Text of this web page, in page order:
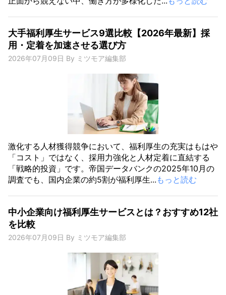
大手福利厚生サービス9選比較【2026年最新】採
用・定着を加速させる選び方
2026年07月09日 By ミツモア編集部
激化する人材獲得競争において、福利厚生の充実はもはや
「コスト」ではなく、採用力強化と人材定着に直結する
「戦略的投資」です。帝国データバンクの2025年10月の
調査でも、国内企業の約5割が福利厚生... もっと読む
中小企業向け福利厚生サービスとは？おすすめ12社
を比較
2026年07月09日 By ミツモア編集部